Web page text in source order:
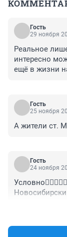
Гость
29 ноября
Реальное
интересно
ещё в жизни
Гость
25 ноября
А жители ст.
Гость
24 ноября